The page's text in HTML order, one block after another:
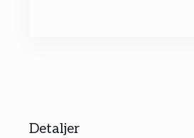
Detaljer